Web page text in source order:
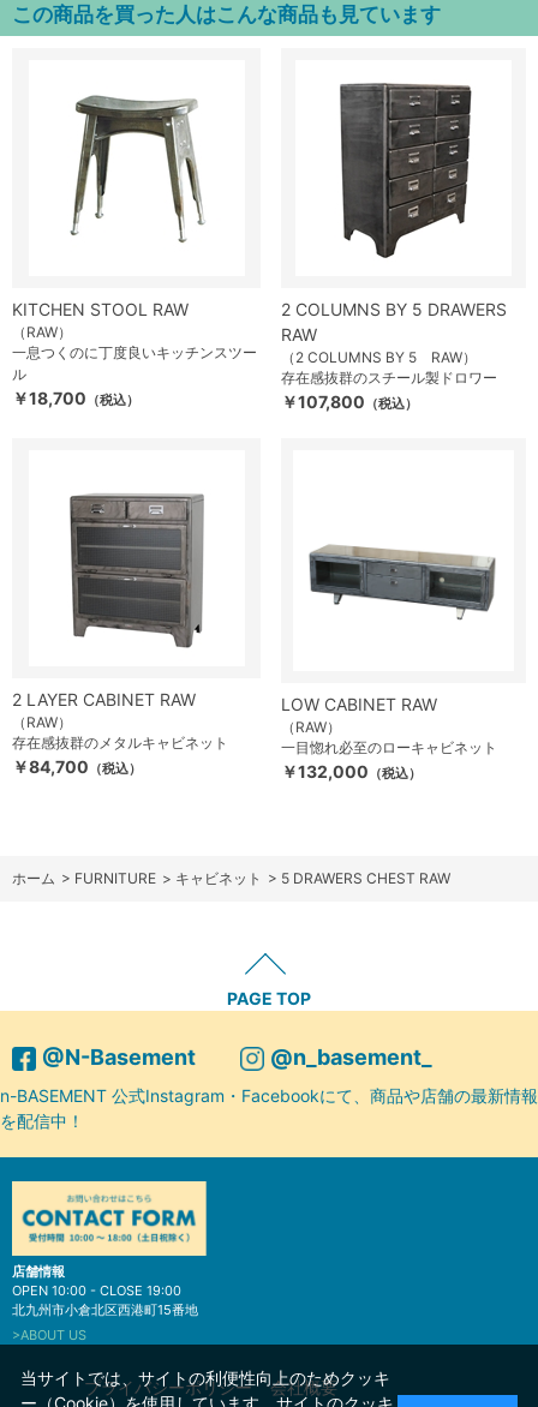
この商品を買った人はこんな商品も見ています
KITCHEN STOOL RAW
（RAW）
一息つくのに丁度良いキッチンスツー
ル
￥18,700 （税込）
2 COLUMNS BY 5 DRAWERS
RAW
（2 COLUMNS BY 5 RAW）
存在感抜群のスチール製ドロワー
￥107,800 （税込）
2 LAYER CABINET RAW
（RAW）
存在感抜群のメタルキャビネット
￥84,700 （税込）
LOW CABINET RAW
（RAW）
一目惚れ必至のローキャビネット
￥132,000 （税込）
ホーム > FURNITURE > キャビネット > 5 DRAWERS CHEST RAW
PAGE TOP
@N-Basement @n_basement_
n-BASEMENT 公式Instagram・Facebookにて、商品や店舗の最新情報
を配信中！
店舗情報
OPEN 10:00 - CLOSE 19:00
北九州市小倉北区西港町15番地
>ABOUT US
プライバシーポリシー 会社概要
当サイトでは、サイトの利便性向上のためクッキ